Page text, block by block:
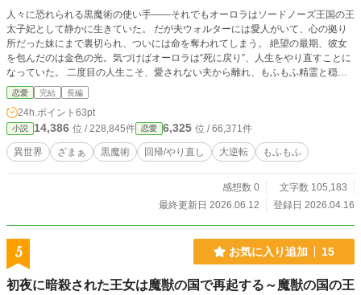
人々に恐れられる黒魔術の使い手――それでもオーロラはソードノーズ王国の王
太子妃として静かに生きていた。 だが夫ウォルターには愛人がいて、心の拠り
所だった妹にまで裏切られ、ついには命を奪われてしまう。 絶望の最期、彼女
を包んだのは金色の光。気づけばオーロラは“死に戻り”、人生をやり直すことに
なっていた。 二度目の人生こそ、愛されない夫から離れ、もふもふ精霊と穏や
かに暮らすはずだった――なのに今世の王太子は、なぜか彼女を手放そうとしな
い。 裏切りの運命を変え、真実の愛と自由を掴むことはできるのか。 ベリーズ
カフェ、なろうでも掲載しています。 ❤️、エール📣、お気に入り登録、感想な
どいただきありがとうございます。 ものすごく励みになります。 2026.6.12 完
結しました。 皆様ありがとうございます。
恋愛 完結 長編
24h.ポイント 63pt
小説 14,386 位 / 228,845件 恋愛 6,325 位 / 66,371件
異世界 ざまぁ 黒魔術 回帰/やり直し 大逆転 もふもふ
感想数 0
文字数 105,183
最終更新日 2026.06.12
登録日 2026.04.16
5 お気に入り追加 15
初夜に暗殺された王女は魔獣の国で再起する～魔獣の国の王